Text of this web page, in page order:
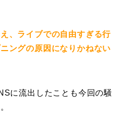
、ライブでの自由すぎる行
ングの原因になりかねない
に流出したことも今回の騒